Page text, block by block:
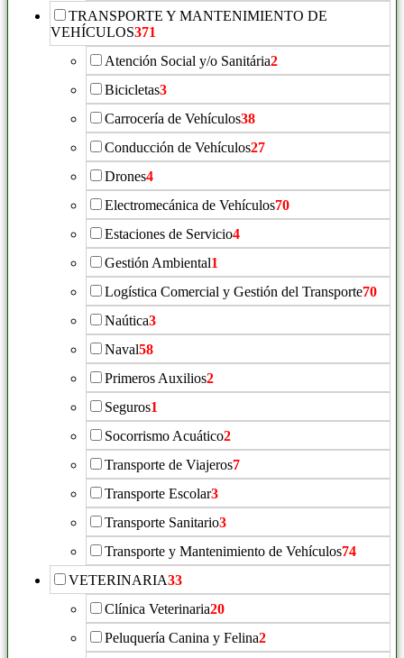
TRANSPORTE Y MANTENIMIENTO DE
VEHÍCULOS371
Atención Social y/o Sanitária2
Bicicletas3
Carrocería de Vehículos38
Conducción de Vehículos27
Drones4
Electromecánica de Vehículos70
Estaciones de Servicio4
Gestión Ambiental1
Logística Comercial y Gestión del Transporte70
Naútica3
Naval58
Primeros Auxilios2
Seguros1
Socorrismo Acuático2
Transporte de Viajeros7
Transporte Escolar3
Transporte Sanitario3
Transporte y Mantenimiento de Vehículos74
VETERINARIA33
Clínica Veterinaria20
Peluquería Canina y Felina2